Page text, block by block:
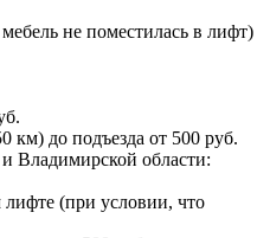
не поместилась в лифт)
км) до подъезда от 500 руб.
Владимирской области:
лифте (при условии, что